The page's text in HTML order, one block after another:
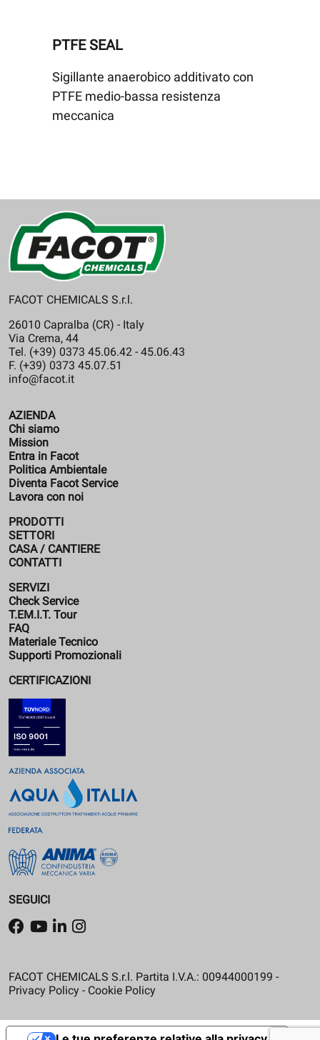
PTFE SEAL
Sigillante anaerobico additivato con
PTFE medio-bassa resistenza
meccanica
FACOT CHEMICALS S.r.l.
26010 Capralba (CR) - Italy
Via Crema, 44
Tel. (+39) 0373 45.06.42 - 45.06.43
F. (+39) 0373 45.07.51
info@facot.it
AZIENDA
Chi siamo
Mission
Entra in Facot
Politica Ambientale
Diventa Facot Service
Lavora con noi
PRODOTTI
SETTORI
CASA / CANTIERE
CONTATTI
SERVIZI
Check Service
T.EM.I.T. Tour
FAQ
Materiale Tecnico
Supporti Promozionali
CERTIFICAZIONI
SEGUICI
FACOT CHEMICALS S.r.l. Partita I.V.A.: 00944000199 -
Privacy Policy - Cookie Policy